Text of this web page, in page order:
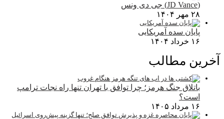
(JD Vance) جی دی ونس
۲۸ مهر ۱۴۰۴
پایان سده آمریکایی
۱۶ خرداد ۱۴۰۴
آخرین مطالب
باتلاق جنگ هرمز؛ چرا توافق با تهران تنها راه نجات ترامپ
است؟
۱۶ مرداد ۱۴۰۵